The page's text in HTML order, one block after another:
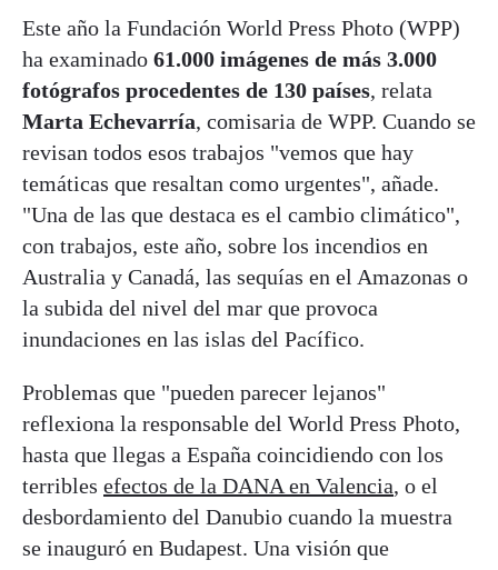
Este año la Fundación World Press Photo (WPP)
ha examinado 61.000 imágenes de más 3.000
fotógrafos procedentes de 130 países, relata
Marta Echevarría, comisaria de WPP. Cuando se
revisan todos esos trabajos "vemos que hay
temáticas que resaltan como urgentes", añade.
"Una de las que destaca es el cambio climático",
con trabajos, este año, sobre los incendios en
Australia y Canadá, las sequías en el Amazonas o
la subida del nivel del mar que provoca
inundaciones en las islas del Pacífico.
Problemas que "pueden parecer lejanos"
reflexiona la responsable del World Press Photo,
hasta que llegas a España coincidiendo con los
terribles efectos de la DANA en Valencia, o el
desbordamiento del Danubio cuando la muestra
se inauguró en Budapest. Una visión que